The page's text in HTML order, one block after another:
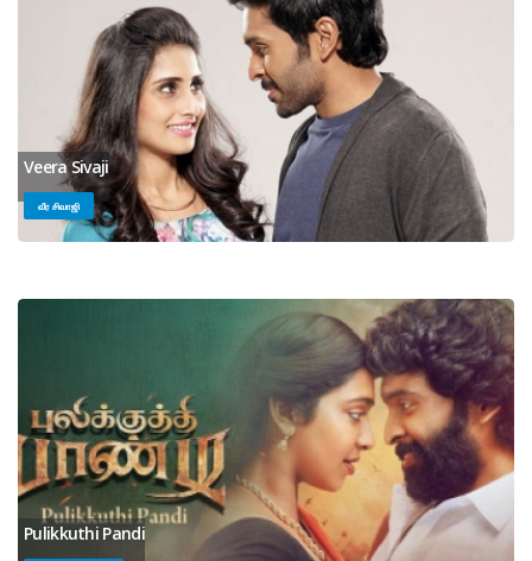
Veera Sivaji
வீர சிவாஜி
Pulikkuthi Pandi